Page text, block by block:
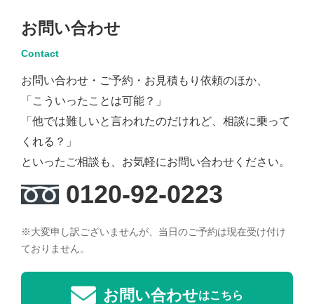
お問い合わせ
Contact
お問い合わせ・ご予約・お見積もり依頼のほか、
「こういったことは可能？」
「他では難しいと言われたのだけれど、相談に乗って
くれる？」
といったご相談も、お気軽にお問い合わせください。
0120-92-0223
※大変申し訳ございませんが、当日のご予約は現在受け付け
ておりません。
お問い合わせはこちら